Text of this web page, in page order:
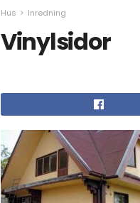
Hus Inredning
Vinylsidor